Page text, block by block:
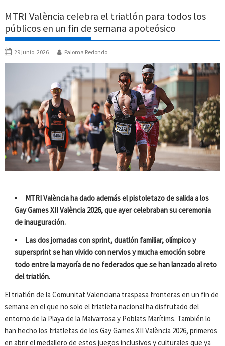
MTRI València celebra el triatlón para todos los
públicos en un fin de semana apoteósico
29 junio, 2026 Paloma Redondo
MTRI València ha dado además el pistoletazo de salida a los
Gay Games XII València 2026, que ayer celebraban su ceremonia
de inauguración.
Las dos jornadas con sprint, duatlón familiar, olímpico y
supersprint se han vivido con nervios y mucha emoción sobre
todo entre la mayoría de no federados que se han lanzado al reto
del triatlón.
El triatlón de la Comunitat Valenciana traspasa fronteras en un fin de
semana en el que no solo el triatleta nacional ha disfrutado del
entorno de la Playa de la Malvarrosa y Poblats Marítims. También lo
han hecho los triatletas de los Gay Games XII València 2026, primeros
en abrir el medallero de estos juegos inclusivos y culturales que ya